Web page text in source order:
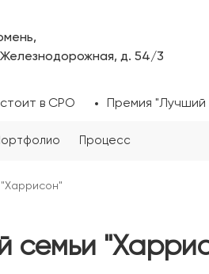
Железнодорожная, д. 54/3
в СРО Премия
Портфолио Процесс
семьи